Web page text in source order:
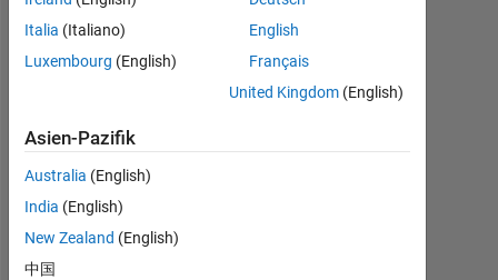
BEITRÄGE L
0
1
Italia (Italiano)
Luxembourg (English)
English
Français
United Kingdom (English)
Asien-Pazifik
Australia (English)
India (English)
New Zealand (English)
中国